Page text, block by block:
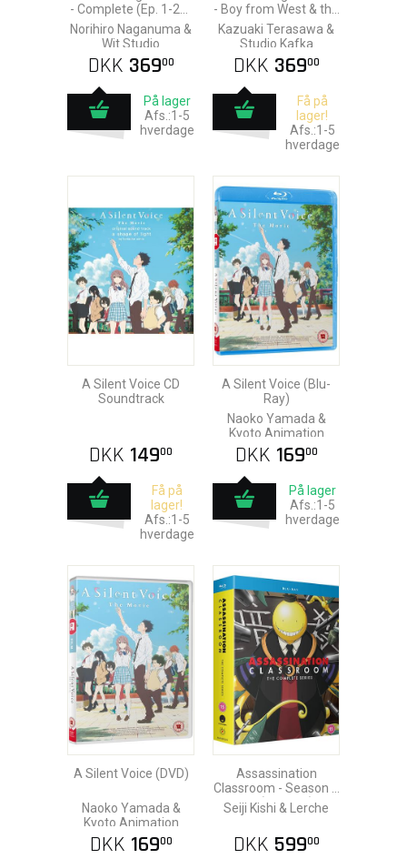
- Complete (Ep. 1-24)
DVD
Norihiro Naganuma &
Wit Studio
DKK 36900
På lager
Afs.:1-5
hverdage
- Boy from West & the
Knight of Blue Storm
Ova (Ep. 1-3) Bl
Kazuaki Terasawa &
Studio Kafka
DKK 36900
Få på
lager!
Afs.:1-5
hverdage
A Silent Voice CD
Soundtrack
DKK 14900
Få på
lager!
Afs.:1-5
hverdage
A Silent Voice (Blu-
Ray)
Naoko Yamada &
Kyoto Animation
DKK 16900
På lager
Afs.:1-5
hverdage
A Silent Voice (DVD)
Naoko Yamada &
Kyoto Animation
DKK 16900
Assassination
Classroom - Season 1
& 2 (Blu-Ray)
Seiji Kishi & Lerche
DKK 59900